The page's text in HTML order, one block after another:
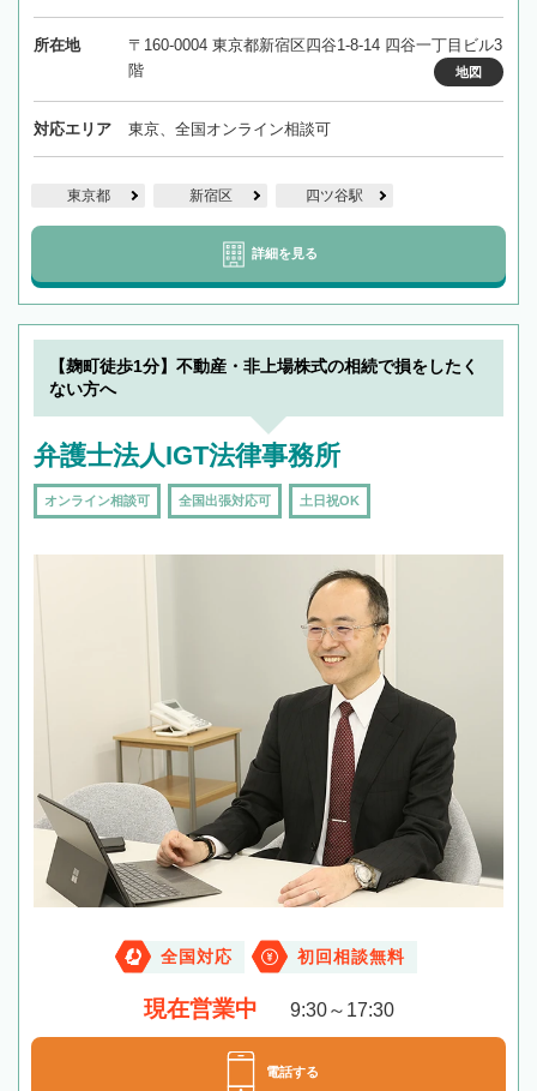
所在地
〒160-0004 東京都新宿区四谷1-8-14 四谷一丁目ビル3
階
地図
対応エリア 東京、全国オンライン相談可
東京都 新宿区 四ツ谷駅
詳細を見る
【麹町徒歩1分】不動産・非上場株式の相続で損をしたく
ない方へ
弁護士法人IGT法律事務所
オンライン相談可 全国出張対応可 土日祝OK
全国対応 初回相談無料
現在営業中 9:30～17:30
電話する